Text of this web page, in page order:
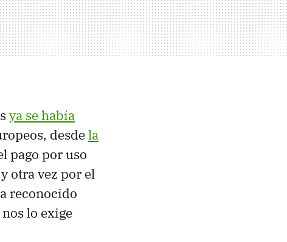
ya se había
desdela
pago por uso
otra vez por el
reconocido
lo exige